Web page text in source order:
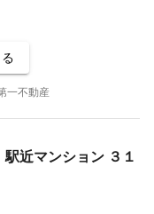
一不動産
近マンション ３１